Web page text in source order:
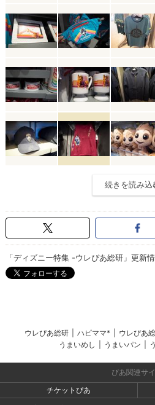
続きを読み込
「ディズニー特集 -ウレぴあ総研」更新
ウレぴあ総研 ハピママ* ウレぴあ
うまいめし
うまいパン
ぴあ関連サ
チケットぴあ